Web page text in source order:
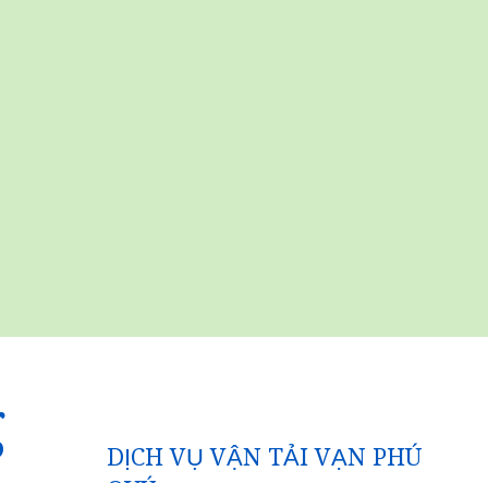
DỊCH VỤ VẬN TẢI VẠN PHÚ